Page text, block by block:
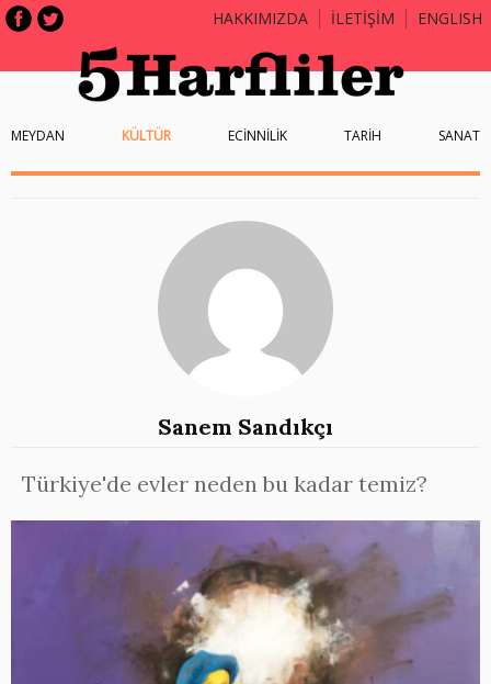
HAKKIMIZDA İLETİŞİM ENGLISH
MEYDAN KÜLTÜR ECİNNİLİK TARİH SANAT
Sanem Sandıkçı
Türkiye'de evler neden bu kadar temiz?